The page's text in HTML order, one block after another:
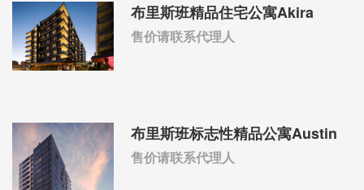
布里斯班精品住宅公寓Akira
售价请联系代理人
布里斯班标志性精品公寓Austin
售价请联系代理人